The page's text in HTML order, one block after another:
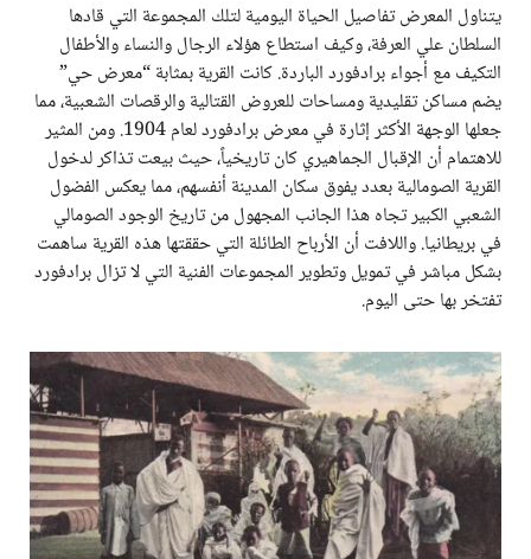
يتناول المعرض تفاصيل الحياة اليومية لتلك المجموعة التي قادها
السلطان علي العرفة، وكيف استطاع هؤلاء الرجال والنساء والأطفال
التكيف مع أجواء برادفورد الباردة. كانت القرية بمثابة “معرض حي”
يضم مساكن تقليدية ومساحات للعروض القتالية والرقصات الشعبية، مما
جعلها الوجهة الأكثر إثارة في معرض برادفورد لعام 1904. ومن المثير
للاهتمام أن الإقبال الجماهيري كان تاريخياً، حيث بيعت تذاكر لدخول
القرية الصومالية بعدد يفوق سكان المدينة أنفسهم، مما يعكس الفضول
الشعبي الكبير تجاه هذا الجانب المجهول من تاريخ الوجود الصومالي
في بريطانيا. واللافت أن الأرباح الطائلة التي حققتها هذه القرية ساهمت
بشكل مباشر في تمويل وتطوير المجموعات الفنية التي لا تزال برادفورد
تفتخر بها حتى اليوم.